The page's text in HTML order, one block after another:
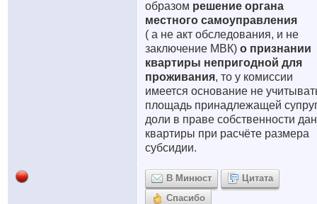
образом решение органа
местного самоуправления
( а не акт обследования, и не
заключение МВК) о признании
квартиры непригодной для
проживания, то у комиссии
имеется основание не
площадь принадлежащей
доли в праве собственности
квартиры при расчёте размера
субсидии.
В Минюст
Цитата
Спасибо